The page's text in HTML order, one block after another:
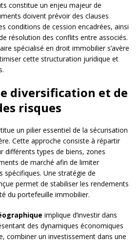
constitue un enjeu majeur de
doivent prévoir des clauses
conditions de cession encadrées, ainsi
résolution des conflits entre associés.
spécialisé en droit immobilier s’avère
cette structuration juridique et
diversification et de
risques
un pilier essentiel de la sécurisation
Cette approche consiste à répartir
différents types de biens, zones
de marché afin de limiter
spécifiques. Une stratégie de
permet de stabiliser les rendements
du portefeuille immobilier.
implique d’investir dans
des dynamiques économiques
combiner un investissement dans une